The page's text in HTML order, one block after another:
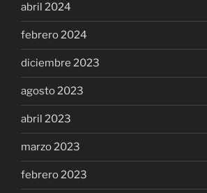
abril 2024
febrero 2024
diciembre 2023
agosto 2023
abril 2023
marzo 2023
febrero 2023